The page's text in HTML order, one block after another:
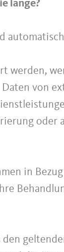
lange?
werden,
von
oder
in